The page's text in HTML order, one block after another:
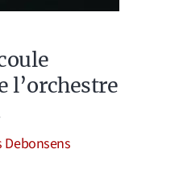
l’orchestre
Debonsens